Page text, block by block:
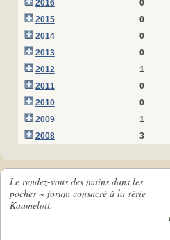
2016
0
2015
0
2014
0
2013
0
2012
1
2011
0
2010
0
2009
1
2008
3
Le rendez-vous des mains dans les
poches ~ forum consacré à la série
Kaamelott.